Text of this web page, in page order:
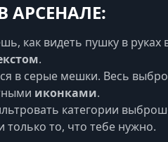
АРСЕНАЛЕ:
как видеть пушку в руках
.
в серые мешки. Весь
иконками.
категории
то, что тебе нужно.